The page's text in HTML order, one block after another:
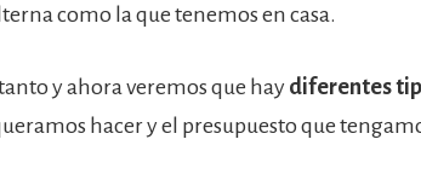
como la que tenemos en casa.
tanto y ahora veremos que hay diferentes
hacer y el presupuesto que